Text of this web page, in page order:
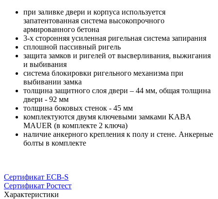
при заливке двери и корпуса используется
запатентованная система высокопрочного
армированного бетона
3-х сторонняя усиленная ригельная система запирания
сплошной пассивный ригель
защита замков и ригелей от высверливания, выжигания
и выбивания
система блокировки ригельного механизма при
выбивании замка
толщина защитного слоя двери – 44 мм, общая толщина
двери - 92 мм
толщина боковых стенок - 45 мм
комплектуются двумя ключевыми замками KABA
MAUER (в комплекте 2 ключа)
наличие анкерного крепления к полу и стене. Анкерные
болты в комплекте
Сертификат ECB-S
Сертификат Ростест
Характеристики